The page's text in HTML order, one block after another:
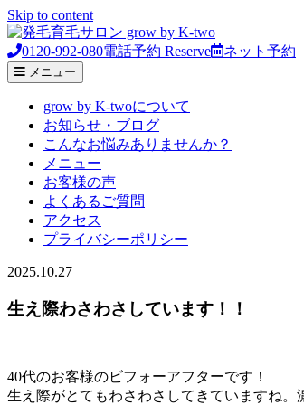
Skip to content
0120-992-080電話予約 Reserve ネット予約
メニュー
grow by K-twoについて
お知らせ・ブログ
こんなお悩みありませんか？
メニュー
お客様の声
よくあるご質問
アクセス
プライバシーポリシー
2025.10.27
生え際わさわさしています！！
40代のお客様のビフォーアフターです！
生え際がとてもわさわさしてきていますね。